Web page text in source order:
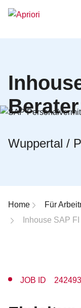
Wuppertal /
Breadcrumb-
Home
Für
Inhouse SAP
JOB ID 242493